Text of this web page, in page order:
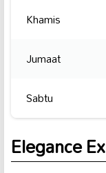
Khamis
Jumaat
Sabtu
Elegance